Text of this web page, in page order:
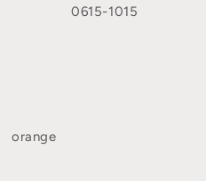
0615-1015
orange